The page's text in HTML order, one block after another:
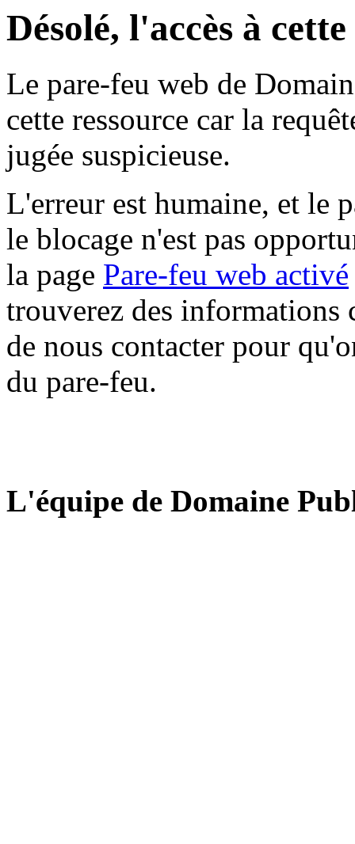
Désolé, l'accès à
Le pare-feu web de
cette ressource car la
jugée suspicieuse.
L'erreur est humaine, et le
le blocage n'est pas
la page Pare-feu web activé
trouverez des informations
de nous contacter pour
du pare-feu.
L'équipe de Domaine